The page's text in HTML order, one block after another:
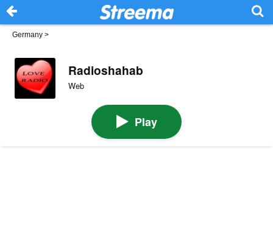
Germany >
Radioshahab
Web
Play